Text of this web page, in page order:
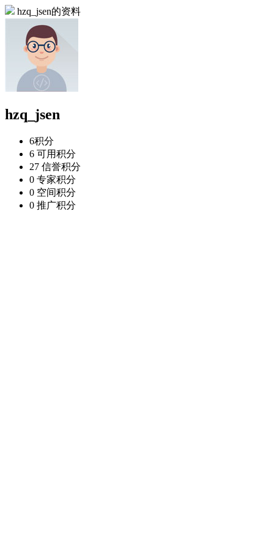
hzq_jsen的资料
hzq_jsen
6积分
6 可用积分
27 信誉积分
0 专家积分
0 空间积分
0 推广积分